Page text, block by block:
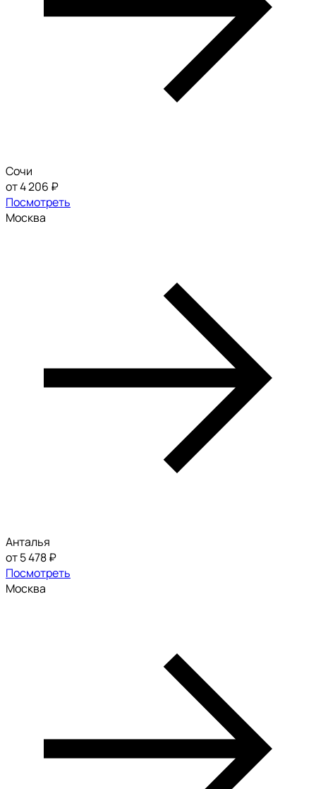
Сочи
от 4 206 ₽
Посмотреть
Москва
Анталья
от 5 478 ₽
Посмотреть
Москва